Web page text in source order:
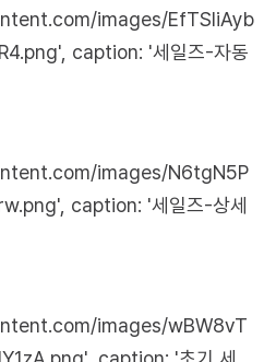
images/EfTSliAyb
caption: '세일즈-자동
images/N6tgN5P
caption: '세일즈-상세
images/wBW8vT